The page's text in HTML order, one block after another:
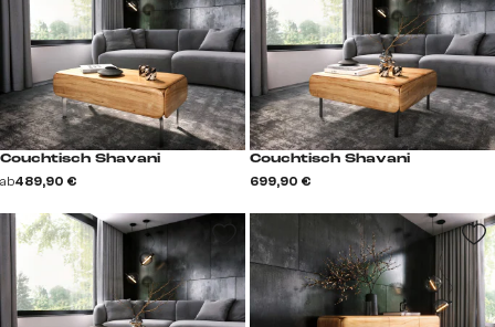
Couchtisch Shavani
ab489,90 €
Couchtisch Shavani
699,90 €